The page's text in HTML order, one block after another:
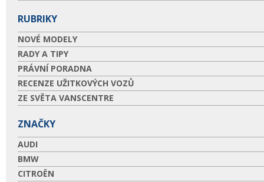
RUBRIKY
NOVÉ MODELY
RADY A TIPY
PRÁVNÍ PORADNA
RECENZE UŽITKOVÝCH VOZŮ
ZE SVĚTA VANSCENTRE
ZNAČKY
AUDI
BMW
CITROËN